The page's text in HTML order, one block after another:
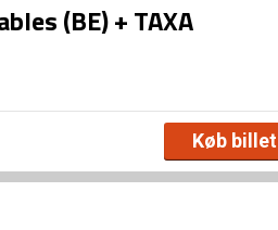
(BE) + TAXA
Køb billet